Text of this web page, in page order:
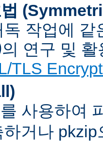
법
독 작업에
의 연구 및 활
TLS
사용하여
하거나